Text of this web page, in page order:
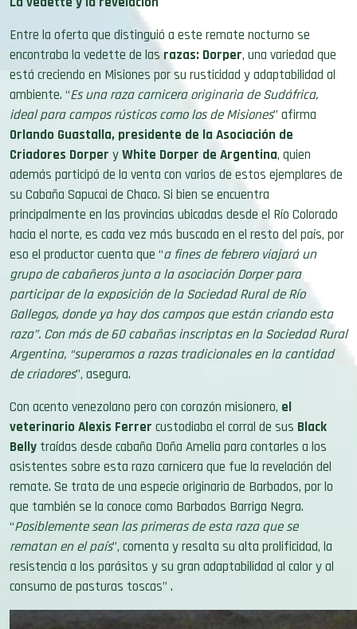
Entre la oferta que distinguió a este remate nocturno se
encontraba la vedette de lasrazas: Dorper, una variedad que
está creciendo en Misiones por su rusticidad y adaptabilidad al
ambiente. “Es una raza carnicera originaria de Sudáfrica,
ideal para campos rústicos como los de Misiones” afirma
Orlando Guastalla, presidente de la Asociación de
Criadores Dorper White Dorper de Argentina , quien
además participó de la venta con varios de estos ejemplares
su Cabaña Sapucai de Chaco. Si bien se encuentra
principalmente en las provincias ubicadas desde el Río Colorado
hacia el norte, es cada vez más buscada en el resto del país, por
eso el productor cuenta que “a fines de febrero viajará un
grupo de cabañeros junto a la asociación Dorper para
participar de la exposición de la Sociedad Rural de Río
Gallegos, donde ya hay dos campos que están criando esta
raza”. Con más de 60 cabañas inscriptas en la Sociedad Rural
Argentina, “superamos a razas tradicionales en la cantidad
de criadores”, asegura.
Con acento venezolano pero con corazón misionero,
veterinario Alexis Ferrercustodiaba el corral de sus
Bellytraídas desde cabaña Doña Amelia para contarles a los
asistentes sobre esta raza carnicera que fue la revelación del
remate. Se trata de una especie originaria de Barbados, por lo
que también se la conoce como Barbados Barriga Negra.
“Posiblemente sean las primeras de esta raza que se
rematan en el país”, comenta y resalta su alta prolificidad, la
resistencia a los parásitos y su gran adaptabilidad al calor y al
consumo de pasturas toscas” .